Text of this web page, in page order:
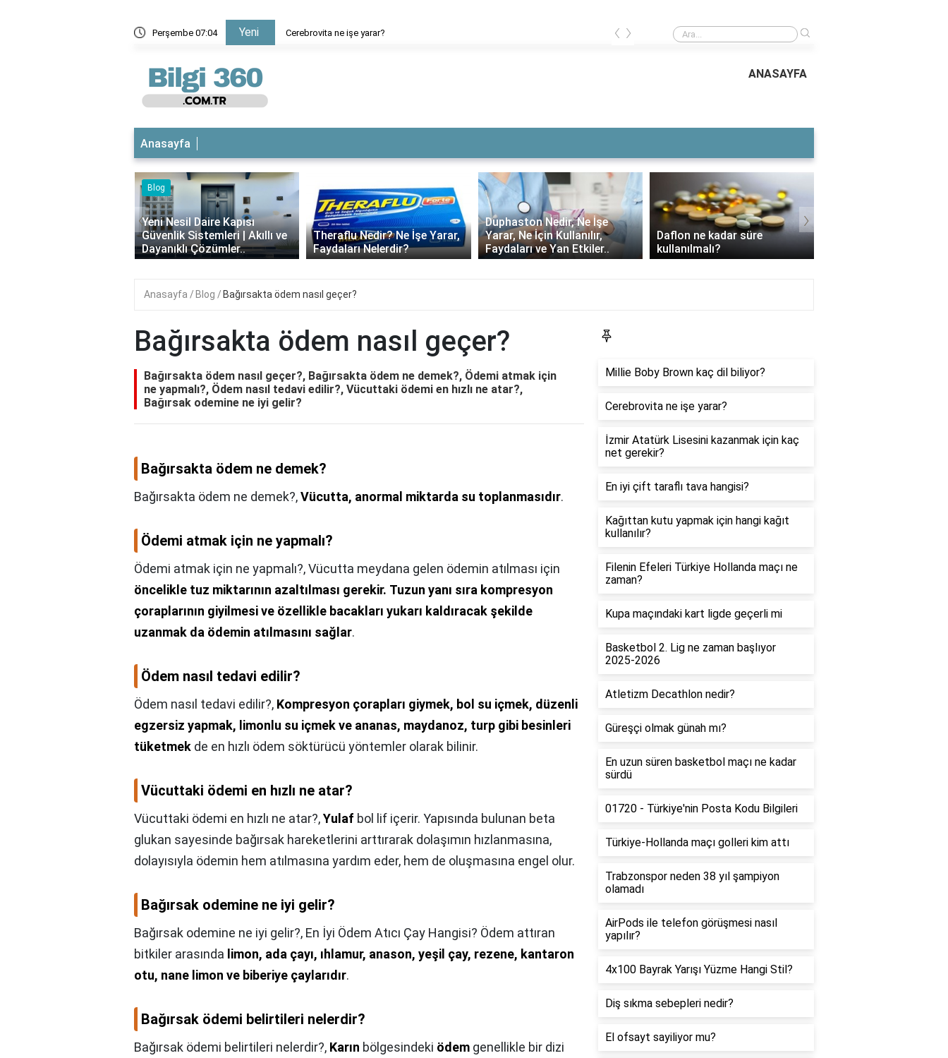
Perşembe 07:04 Yeni Cerebrovita ne işe yarar? Cerebrovita ne işe yarar?
‹ ›
ANASAYFA
Anasayfa
Theraflu Nedir? Ne İşe Yarar,
Faydaları Nelerdir?
Duphaston Nedir, Ne İşe
Yarar, Ne İçin Kullanılır,
Faydaları ve Yan Etkiler..
Daflon ne kadar süre
kullanılmalı?
3 Aylık Bebek Günde Kaç CC
Mama Yer?
‹ ›
Anasayfa Blog Bağırsakta ödem nasıl geçer?
Bağırsakta ödem nasıl geçer?
Bağırsakta ödem nasıl geçer?, Bağırsakta ödem ne demek?, Ödemi atmak için
ne yapmalı?, Ödem nasıl tedavi edilir?, Vücuttaki ödemi en hızlı ne atar?,
Bağırsak odemine ne iyi gelir?
Bağırsakta ödem ne demek?
Bağırsakta ödem ne demek?,Vücutta, anormal miktarda su toplanmasıdır.
Ödemi atmak için ne yapmalı?
Ödemi atmak için ne yapmalı?,Vücutta meydana gelen ödemin atılması için
öncelikle tuz miktarının azaltılması gerekir. Tuzun yanı sıra kompresyon
çoraplarının giyilmesi ve özellikle bacakları yukarı kaldıracak şekilde
uzanmak da ödemin atılmasını sağlar.
Ödem nasıl tedavi edilir?
Ödem nasıl tedavi edilir?, Kompresyon çorapları giymek, bol su içmek, düzenli
egzersiz yapmak, limonlu su içmek ve ananas, maydanoz, turp gibi besinleri
tüketmek de en hızlı ödem söktürücü yöntemler olarak bilinir.
Vücuttaki ödemi en hızlı ne atar?
Vücuttaki ödemi en hızlı ne atar?,Yulaf bol lif içerir. Yapısında bulunan beta
glukan sayesinde bağırsak hareketlerini arttırarak dolaşımın hızlanmasına,
dolayısıyla ödemin hem atılmasına yardım eder, hem de oluşmasına engel olur.
Bağırsak odemine ne iyi gelir?
Bağırsak odemine ne iyi gelir?, En İyi Ödem Atıcı Çay Hangisi? Ödem attıran
bitkiler arasında limon, ada çayı, ıhlamur, anason, yeşil çay, rezene, kantaron
otu, nane limon ve biberiye çaylarıdır.
Bağırsak ödemi belirtileri nelerdir?
Bağırsak ödemi belirtileri nelerdir?, Karın bölgesindeki ödem genellikle bir dizi
Millie Boby Brown kaç dil biliyor?
Cerebrovita ne işe yarar?
İzmir Atatürk Lisesini kazanmak için kaç
net gerekir?
En iyi çift taraflı tava hangisi?
Kağıttan kutu yapmak için hangi kağıt
kullanılır?
Filenin Efeleri Türkiye Hollanda maçı ne
zaman?
Kupa maçındaki kart ligde geçerli mi
Basketbol 2. Lig ne zaman başlıyor
2025-2026
Atletizm Decathlon nedir?
Güreşçi olmak günah mı?
En uzun süren basketbol maçı ne kadar
sürdü
01720 - Türkiye'nin Posta Kodu Bilgileri
Türkiye-Hollanda maçı golleri kim attı
Trabzonspor neden 38 yıl şampiyon
olamadı
AirPods ile telefon görüşmesi nasıl
yapılır?
4x100 Bayrak Yarışı Yüzme Hangi Stil?
Diş sıkma sebepleri nedir?
El ofsayt sayiliyor mu?